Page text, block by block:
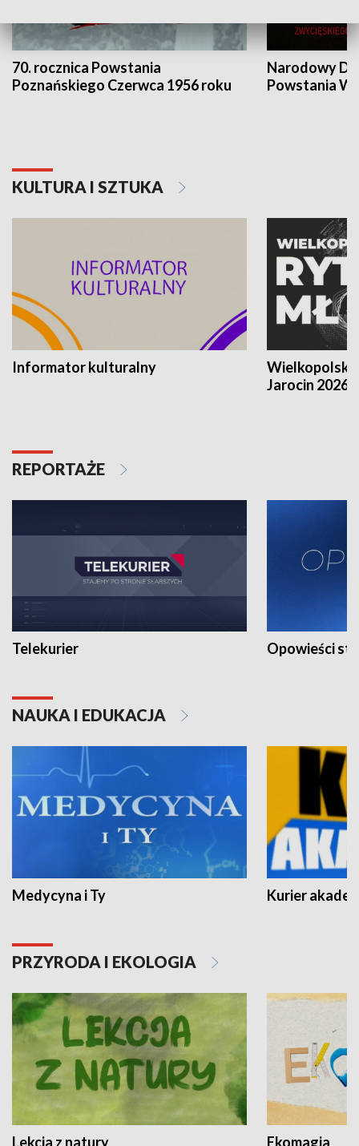
70. rocznica Powstania
Poznańskiego Czerwca 1956 roku
Narodowy
Powstania
KULTURA I SZTUKA
Informator kulturalny
Jarocin 2026
REPORTAŻE
Telekurier Opowieści
NAUKA I EDUKACJA
Medycyna i Ty Kurier
PRZYRODA I EKOLOGIA
Lekcja z natury Ekomagia